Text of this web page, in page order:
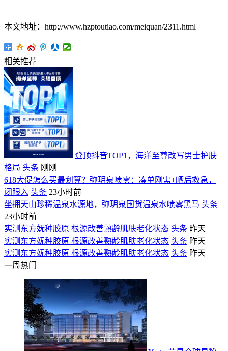
本文地址：http://www.hzptoutiao.com/meiquan/2311.html
相关推荐
登顶抖音TOP1，海洋至尊改写男士护肤
格局 头条 刚刚
618大促怎么买最划算？弥玥泉喷雾：凑单刚需+晒后救急，
闭眼入 头条 23小时前
坐拥天山珍稀温泉水源地，弥玥泉国货温泉水喷雾黑马 头条
23小时前
实测东方妩种胶原 根源改善熟龄肌肤老化状态 头条 昨天
实测东方妩种胶原 根源改善熟龄肌肤老化状态 头条 昨天
实测东方妩种胶原 根源改善熟龄肌肤老化状态 头条 昨天
一周热门